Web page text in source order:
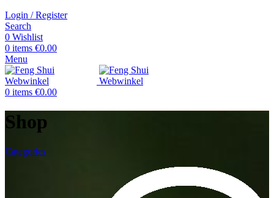
Login / Register
Search
0 Wishlist
0 items €0.00
Menu
0 items €0.00
Shop
Categories